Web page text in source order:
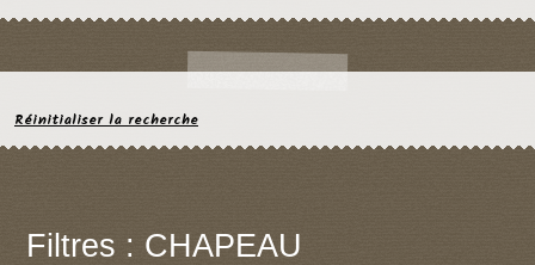
Réinitialiser la recherche
Filtres : CHAPEAU